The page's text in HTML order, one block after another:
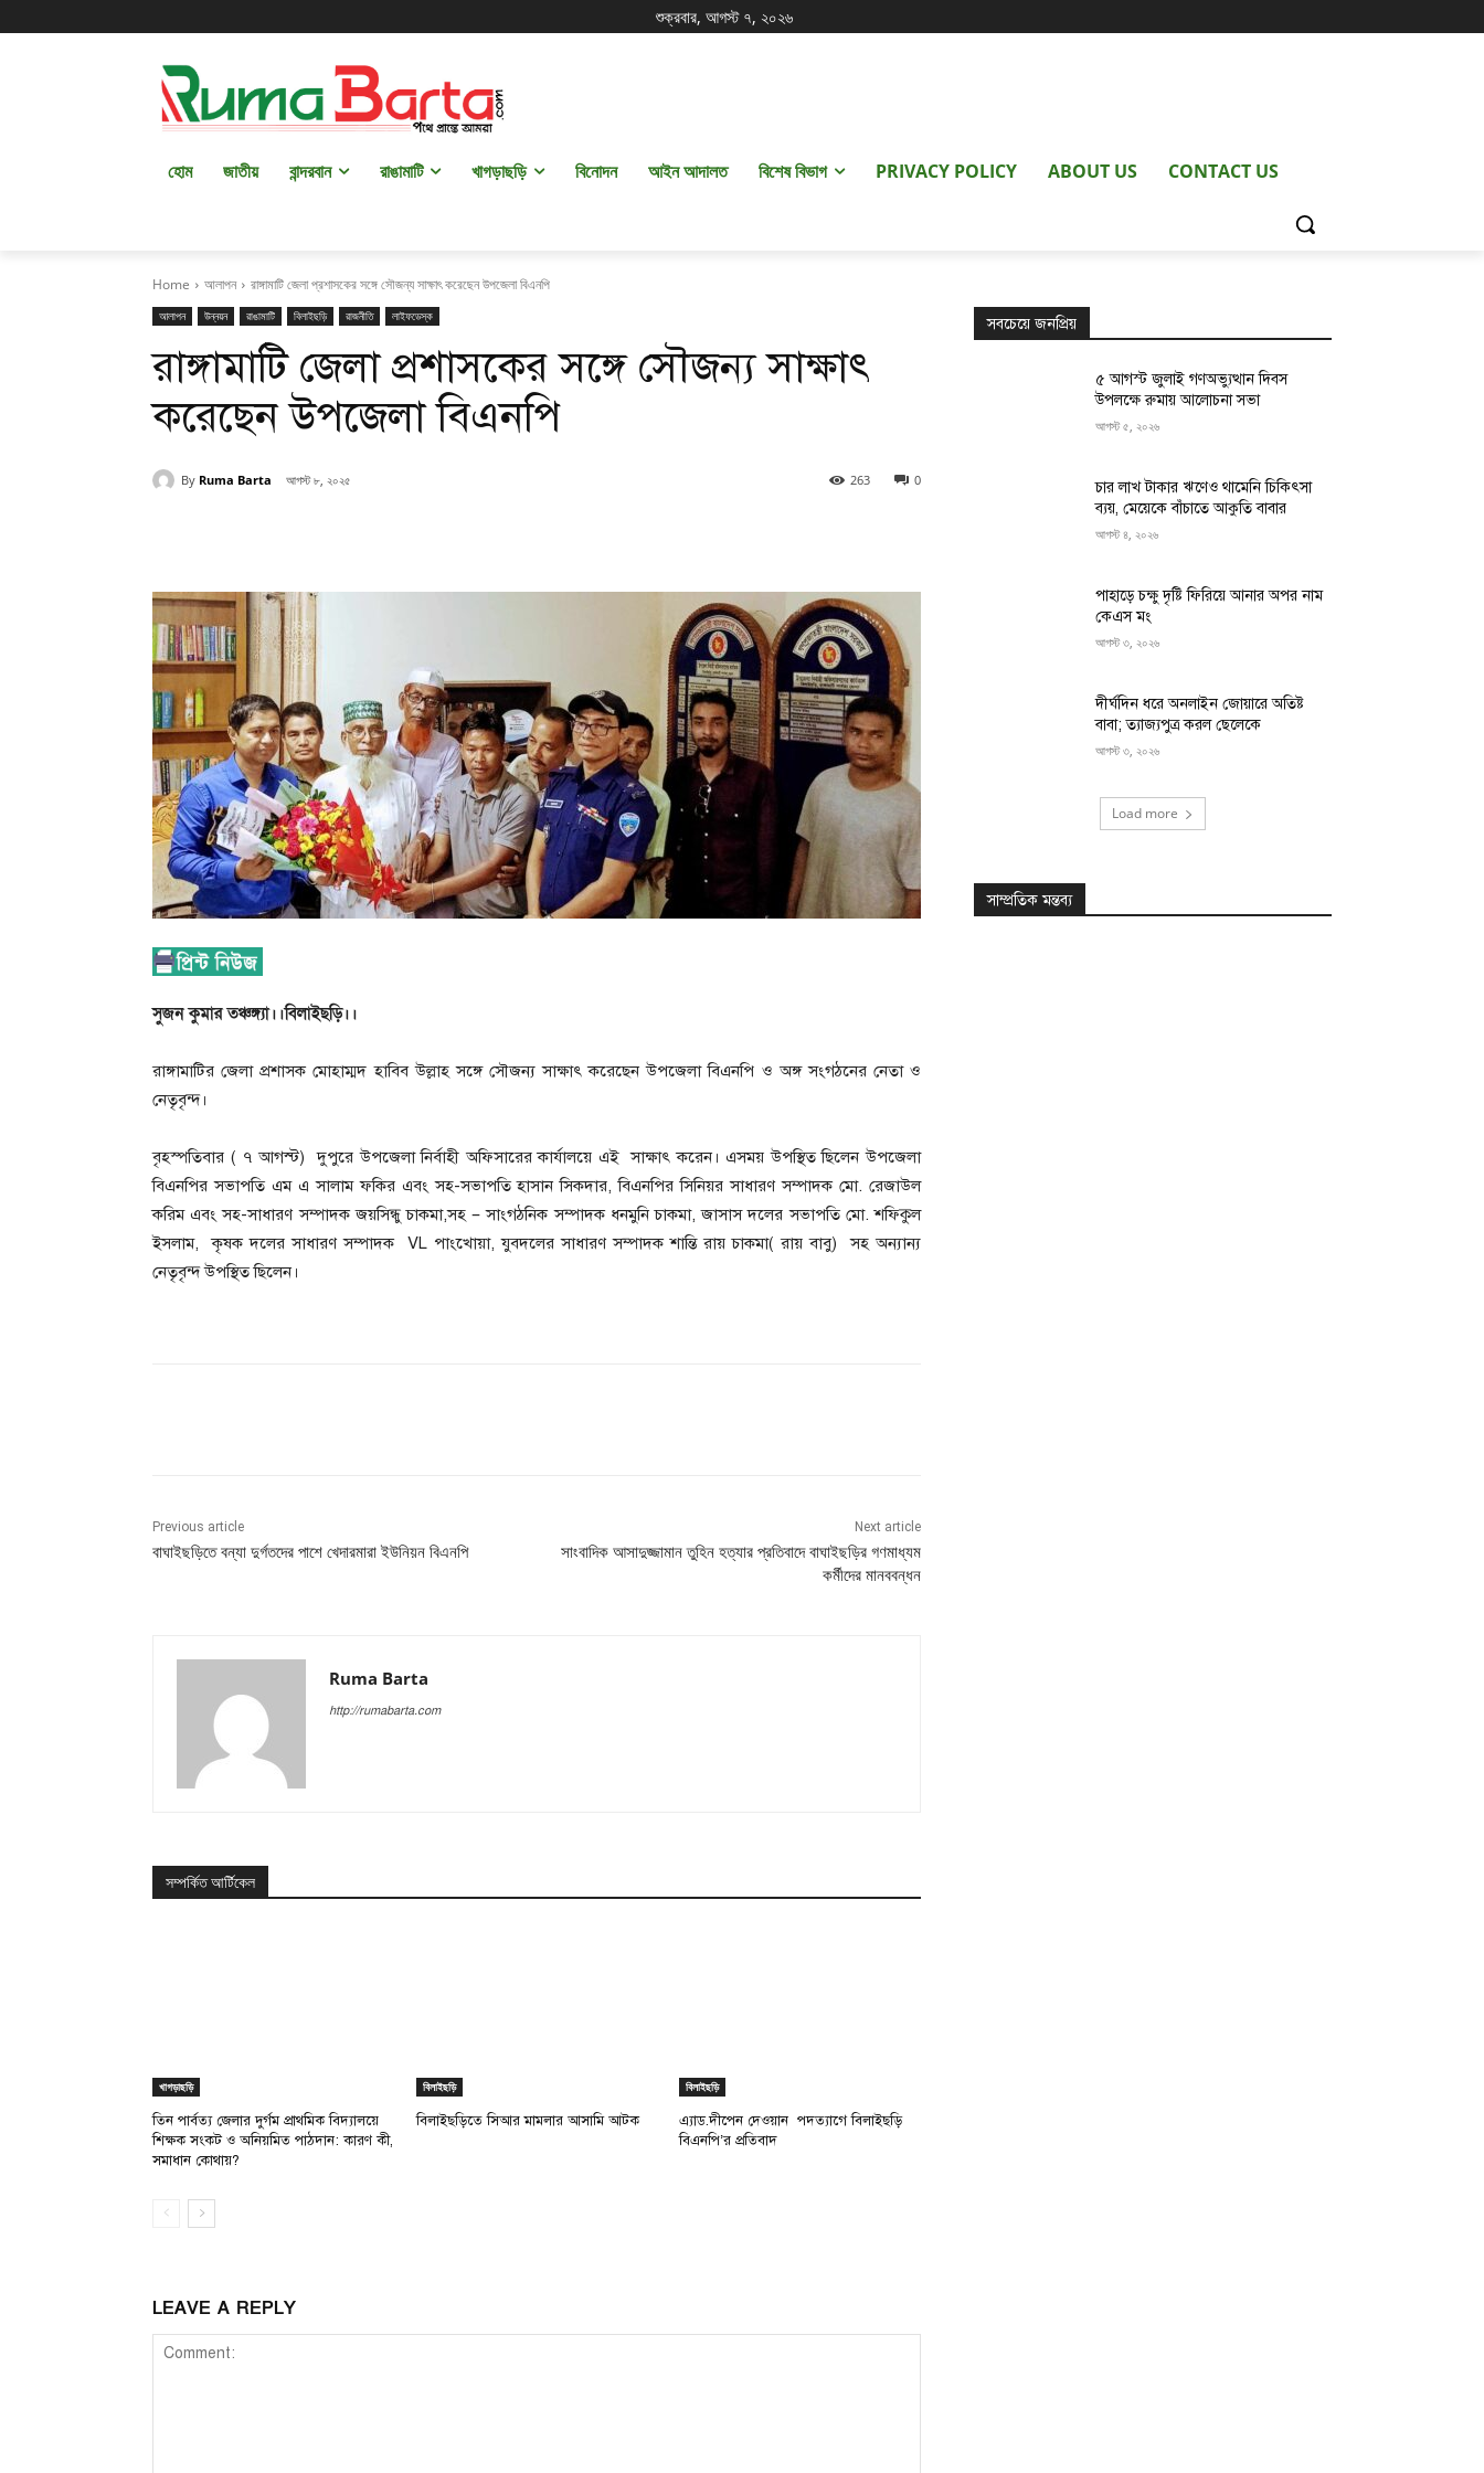
শুক্রবার, আগস্ট ৭, ২০২৬
হোম জাতীয় বান্দরবান রাঙামাটি খাগড়াছড়ি বিনোদন আইন আদালত বিশেষ বিভাগ PRIVACY POLICY ABOUT US CONTACT US
Home আলাপন রাঙ্গামাটি জেলা প্রশাসকের সঙ্গে সৌজন্য সাক্ষাৎ করেছেন উপজেলা বিএনপি
আলাপন উন্নয়ন রাঙামাটি বিলাইছড়ি রাজনীতি লাইফডেস্ক
রাঙ্গামাটি জেলা প্রশাসকের সঙ্গে সৌজন্য সাক্ষাৎ
করেছেন উপজেলা বিএনপি
By Ruma Barta আগস্ট ৮, ২০২৫ 0
263
সুজন কুমার তঞ্চঙ্গ্যা।।বিলাইছড়ি।।
রাঙ্গামাটির জেলা প্রশাসক মোহাম্মদ হাবিব উল্লাহ সঙ্গে সৌজন্য সাক্ষাৎ করেছেন উপজেলা বিএনপি ও অঙ্গ সংগঠনের নেতা ও
নেতৃবৃন্দ।
বৃহস্পতিবার ( ৭ আগস্ট) দুপুরে উপজেলা নির্বাহী অফিসারের কার্যালয়ে এই সাক্ষাৎ করেন। এসময় উপস্থিত ছিলেন উপজেলা
বিএনপির সভাপতি এম এ সালাম ফকির এবং সহ-সভাপতি হাসান সিকদার, বিএনপির সিনিয়র সাধারণ সম্পাদক মো. রেজাউল
করিম এবং সহ-সাধারণ সম্পাদক জয়সিন্ধু চাকমা,সহ – সাংগঠনিক সম্পাদক ধনমুনি চাকমা, জাসাস দলের সভাপতি মো. শফিকুল
ইসলাম, কৃষক দলের সাধারণ সম্পাদক VL পাংখোয়া, যুবদলের সাধারণ সম্পাদক শান্তি রায় চাকমা( রায় বাবু) সহ অন্যান্য
নেতৃবৃন্দ উপস্থিত ছিলেন।
Previous article
বাঘাইছড়িতে বন্যা দুর্গতদের পাশে খেদারমারা ইউনিয়ন বিএনপি
Next article
সাংবাদিক আসাদুজ্জামান তুহিন হত্যার প্রতিবাদে বাঘাইছড়ির গণমাধ্যম
কর্মীদের মানববন্ধন
Ruma Barta
http://rumabarta.com
সম্পর্কিত আর্টিকেল
খাগড়াছড়ি
তিন পার্বত্য জেলার দুর্গম প্রাথমিক বিদ্যালয়ে
শিক্ষক সংকট ও অনিয়মিত পাঠদান: কারণ কী,
সমাধান কোথায়?
বিলাইছড়ি
বিলাইছড়িতে সিআর মামলার আসামি আটক
বিলাইছড়ি
এ্যাড.দীপেন দেওয়ান পদত্যাগে বিলাইছড়ি
বিএনপি’র প্রতিবাদ
LEAVE A REPLY
সবচেয়ে জনপ্রিয়
৫ আগস্ট জুলাই গণঅভ্যুত্থান দিবস
উপলক্ষে রুমায় আলোচনা সভা
আগস্ট ৫, ২০২৬
চার লাখ টাকার ঋণেও থামেনি চিকিৎসা
ব্যয়, মেয়েকে বাঁচাতে আকুতি বাবার
আগস্ট ৪, ২০২৬
পাহাড়ে চক্ষু দৃষ্টি ফিরিয়ে আনার অপর নাম
কেএস মং
আগস্ট ৩, ২০২৬
দীর্ঘদিন ধরে অনলাইন জোয়ারে অতিষ্ট
বাবা; ত্যাজ্যপুত্র করল ছেলেকে
আগস্ট ৩, ২০২৬
Load more
সাম্প্রতিক মন্তব্য